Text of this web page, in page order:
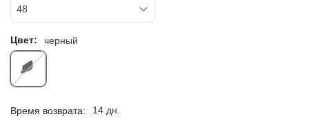
Цвет: черный
Время возврата: 14 дн.